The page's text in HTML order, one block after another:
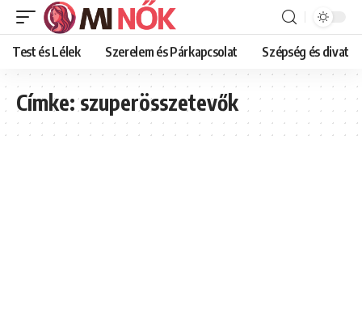
Test és Lélek Szerelem és Párkapcsolat Szépség és divat
Címke:szuperösszetevők